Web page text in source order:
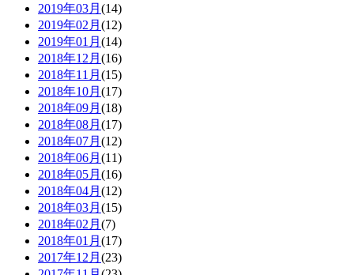
2019年03月 (14)
2019年02月 (12)
2019年01月 (14)
2018年12月 (16)
2018年11月 (15)
2018年10月 (17)
2018年09月 (18)
2018年08月 (17)
2018年07月 (12)
2018年06月 (11)
2018年05月 (16)
2018年04月 (12)
2018年03月 (15)
2018年02月 (7)
2018年01月 (17)
2017年12月 (23)